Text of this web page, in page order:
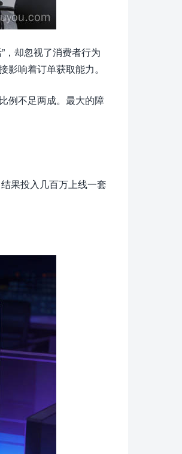
，却忽视了消费者行为
响着订单获取能力。
例不足两成。最大的障
果投入几百万上线一套